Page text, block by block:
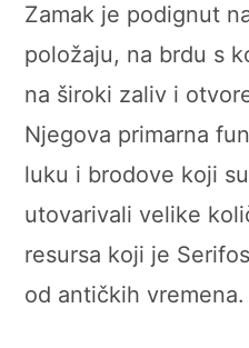
Zamak je podignut
položaju, na brdu s
na široki zaliv i
Njegova primarna
luku i brodove koji
utovarivali velike
resursa koji je
od antičkih vremena.